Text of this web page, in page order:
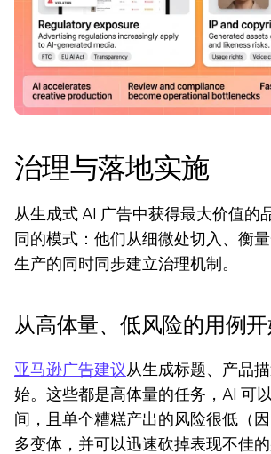
治理与落地实施
从生成式 AI 广告中获得最大价值的
同的模式：他们从细微处切入、衡
生产的同时同步建立治理机制。
从高体量、低风险的用例
亚马逊广告建议从生成标题、产品
始。这些都是高体量的任务，AI 可
间，且单个糟糕产出的风险很低（
多变体，并可以迅速砍掉表现不佳的